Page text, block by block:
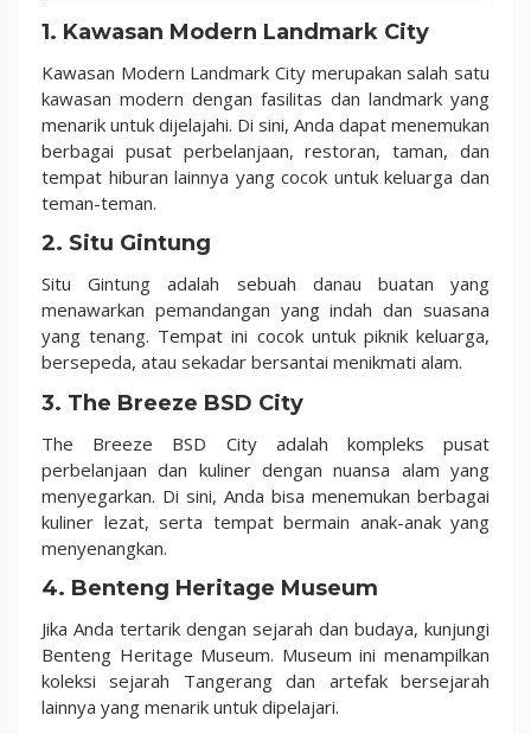
1. Kawasan Modern Landmark City
Kawasan Modern Landmark City merupakan salah satu
kawasan modern dengan fasilitas dan landmark yang
menarik untuk dijelajahi. Di sini, Anda dapat menemukan
berbagai pusat perbelanjaan, restoran, taman, dan
tempat hiburan lainnya yang cocok untuk keluarga dan
teman-teman.
2. Situ Gintung
Situ Gintung adalah sebuah danau buatan yang
menawarkan pemandangan yang indah dan suasana
yang tenang. Tempat ini cocok untuk piknik keluarga,
bersepeda, atau sekadar bersantai menikmati alam.
3. The Breeze BSD City
The Breeze BSD City adalah kompleks pusat
perbelanjaan dan kuliner dengan nuansa alam yang
menyegarkan. Di sini, Anda bisa menemukan berbagai
kuliner lezat, serta tempat bermain anak-anak yang
menyenangkan.
4. Benteng Heritage Museum
Jika Anda tertarik dengan sejarah dan budaya, kunjungi
Benteng Heritage Museum. Museum ini menampilkan
koleksi sejarah Tangerang dan artefak bersejarah
lainnya yang menarik untuk dipelajari.